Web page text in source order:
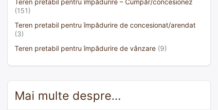
(151)
Teren pretabil pentru împădurire de concesionat/arendat
(3)
Teren pretabil pentru împădurire de vânzare (9)
Mai multe despre…